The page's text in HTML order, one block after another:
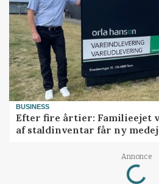
BUSINESS
Efter fire årtier: Familieejet
af staldinventar får ny
Annonce
Loading...